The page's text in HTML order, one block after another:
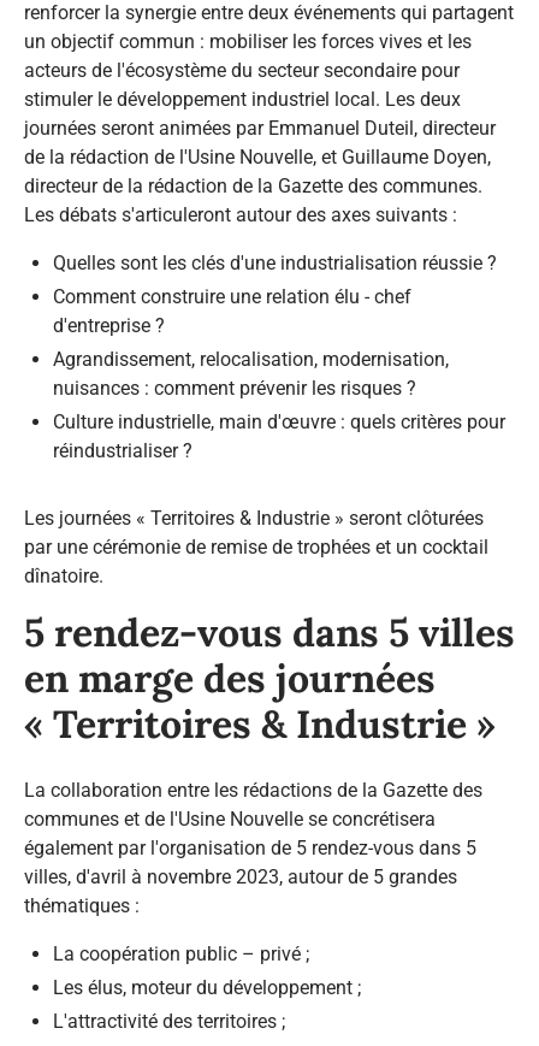
renforcer la synergie entre deux événements qui partagent
un objectif commun : mobiliser les forces vives et les
acteurs de l'écosystème du secteur secondaire pour
stimuler le développement industriel local. Les deux
journées seront animées par Emmanuel Duteil, directeur
de la rédaction de l'Usine Nouvelle, et Guillaume Doyen,
directeur de la rédaction de la Gazette des communes.
Les débats s'articuleront autour des axes suivants :
Quelles sont les clés d'une industrialisation réussie ?
Comment construire une relation élu - chef
d'entreprise ?
Agrandissement, relocalisation, modernisation,
nuisances : comment prévenir les risques ?
Culture industrielle, main d'œuvre : quels critères pour
réindustrialiser ?
Les journées « Territoires & Industrie » seront clôturées
par une cérémonie de remise de trophées et un cocktail
dînatoire.
5 rendez-vous dans 5 villes
en marge des journées
« Territoires & Industrie »
La collaboration entre les rédactions de la Gazette des
communes et de l'Usine Nouvelle se concrétisera
également par l'organisation de 5 rendez-vous dans 5
villes, d'avril à novembre 2023, autour de 5 grandes
thématiques :
La coopération public – privé ;
Les élus, moteur du développement ;
L'attractivité des territoires ;